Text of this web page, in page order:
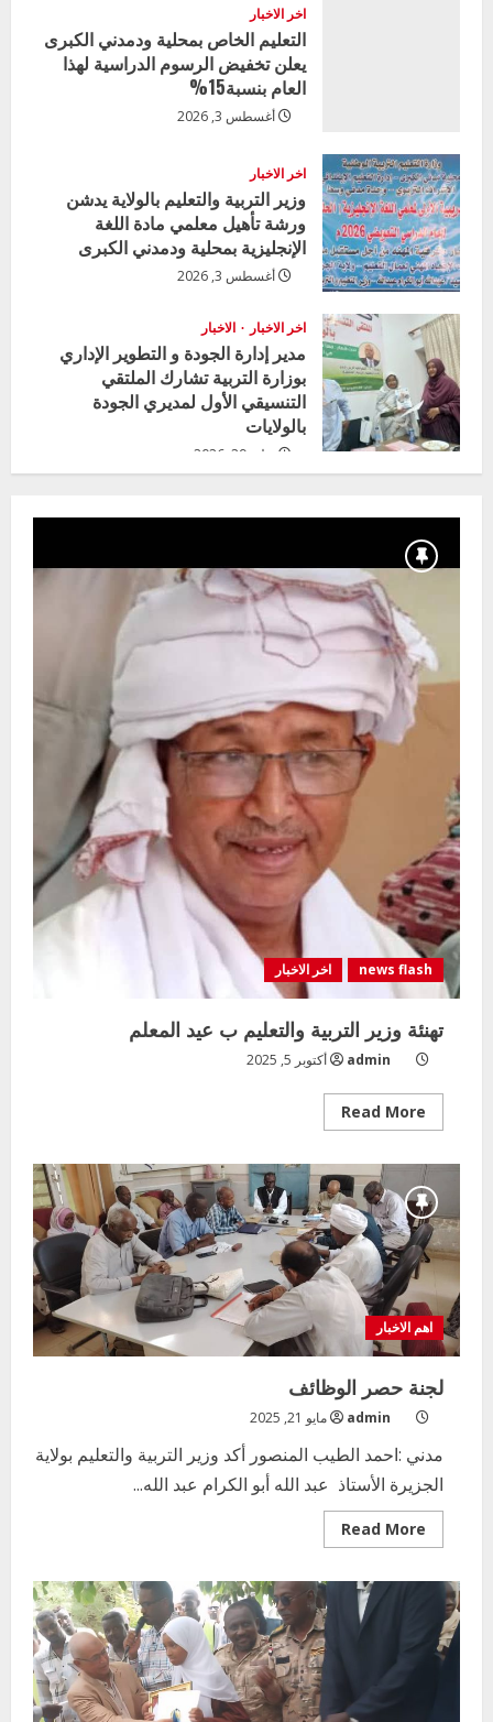
اخر الاخبار
التعليم الخاص بمحلية ودمدني الكبرى
يعلن تخفيض الرسوم الدراسية لهذا
العام بنسبة15%
أغسطس 3, 2026
اخر الاخبار
وزير التربية والتعليم بالولاية يدشن
ورشة تأهيل معلمي مادة اللغة
الإنجليزية بمحلية ودمدني الكبرى
أغسطس 3, 2026
اخر الاخبار الاخبار
مدير إدارة الجودة و التطوير الإداري
بوزارة التربية تشارك الملتقي
التنسيقي الأول لمديري الجودة
بالولايات
يوليو 29, 2026
news flash اخر الاخبار
تهنئة وزير التربية والتعليم ب عيد المعلم
admin أكتوبر 5, 2025
Read More
more
وزير
التربية
والتعليم
ب
عيد
المعلم
اهم الاخبار
لجنة حصر الوظائف
admin مايو 21, 2025
مدني :احمد الطيب المنصور أكد وزير التربية والتعليم بولاية
الجزيرة الأستاذ عبد الله أبو الكرام عبد الله...
Read More
more
حصر
الوظائف